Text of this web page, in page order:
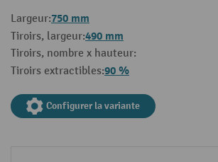
Largeur:750 mm
Tiroirs, largeur:490 mm
Tiroirs, nombre x hauteur:
Tiroirs extractibles:90 %
Configurer la variante